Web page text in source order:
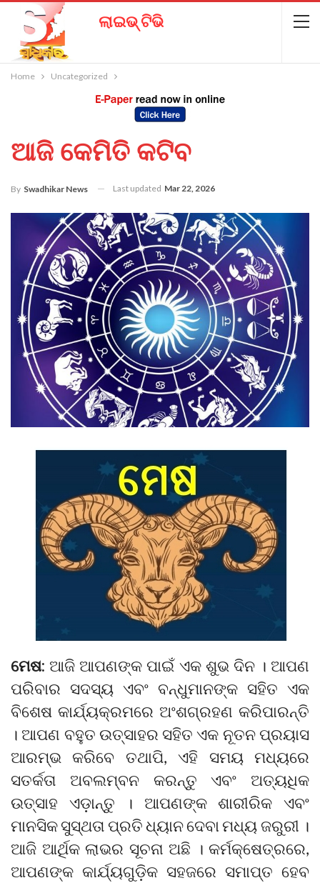
ଲାଇଭ୍ ଟିଭି
Home Uncategorized
ଆଜି କେମିତି କଟିବ
By Swadhikar News Last updated Mar 22, 2026
ମେଷ: ଆଜି ଆପଣଙ୍କ ପାଇଁ ଏକ ଶୁଭ ଦିନ । ଆପଣ
ପରିବାର ସଦସ୍ୟ ଏବଂ ବନ୍ଧୁମାନଙ୍କ ସହିତ ଏକ
ବିଶେଷ କାର୍ଯ୍ୟକ୍ରମରେ ଅଂଶଗ୍ରହଣ କରିପାରନ୍ତି
। ଆପଣ ବହୁତ ଉତ୍ସାହର ସହିତ ଏକ ନୂତନ ପ୍ରୟାସ
ଆରମ୍ଭ କରିବେ ତଥାପି, ଏହି ସମୟ ମଧ୍ୟରେ
ସତର୍କତା ଅବଲମ୍ବନ କରନ୍ତୁ ଏବଂ ଅତ୍ୟଧିକ
ଉତ୍ସାହ ଏଡ଼ାନ୍ତୁ । ଆପଣଙ୍କ ଶାରୀରିକ ଏବଂ
ମାନସିକ ସୁସ୍ଥତା ପ୍ରତି ଧ୍ୟାନ ଦେବା ମଧ୍ୟ ଜରୁରୀ ।
ଆଜି ଆର୍ଥିକ ଲାଭର ସୂଚନା ଅଛି । କର୍ମକ୍ଷେତ୍ରରେ,
ଆପଣଙ୍କ କାର୍ଯ୍ୟଗୁଡ଼ିକ ସହଜରେ ସମାପ୍ତ ହେବ